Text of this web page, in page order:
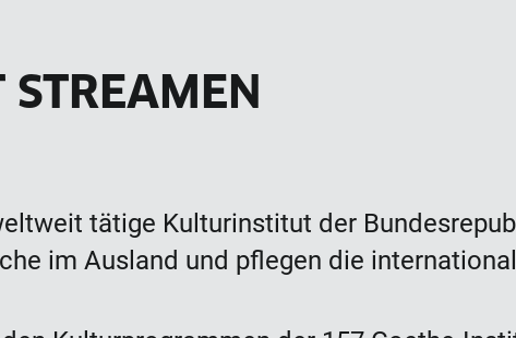
tätige Kulturinstitut der
im Ausland und pflegen die